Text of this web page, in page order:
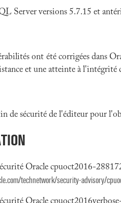
Server versions 5.7.15 et
ont été corrigées dans
et une atteinte à l'intégrité
de sécurité de l'éditeur pour
Oracle cpuoct2016-
technetwork/security-advisory/